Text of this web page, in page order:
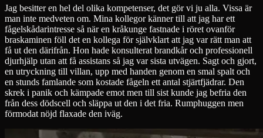
Jag besitter en hel del olika kompetenser, det gör vi ju alla. Vissa är
man inte medveten om. Mina kollegor känner till att jag har ett
fågelskådarintresse så när en kråkunge fastnade i röret ovanför
braskaminen föll det en kollega för självklart att jag var rätt man att
få ut den därifrån. Hon hade konsulterat brandkår och professionell
djurhjälp utan att få assistans så jag var sista utvägen. Sagt och gjort,
en utryckning till villan, upp med handen genom en smal spalt och
en stunds famlande som kostade fågeln ett antal stjärtfjädrar. Den
skrek i panik och kämpade emot men till sist kunde jag befria den
från dess dödscell och släppa ut den i det fria. Rumphuggen men
förmodat nöjd flaxade den iväg.